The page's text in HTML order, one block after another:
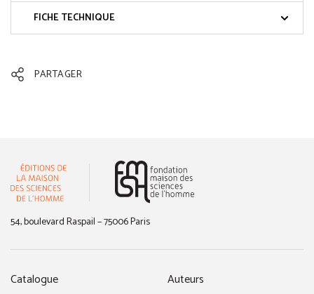
FICHE TECHNIQUE
PARTAGER
54, boulevard Raspail – 75006 Paris
Catalogue Auteurs